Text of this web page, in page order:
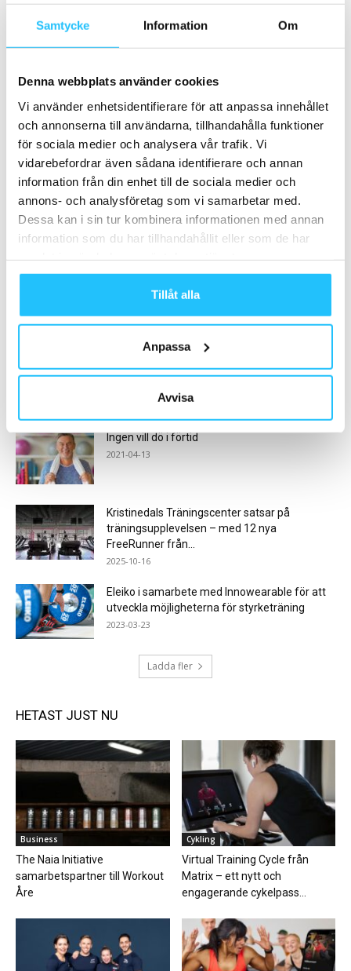
Samtycke Information Om
Denna webbplats använder cookies
Vi använder enhetsidentifierare för att anpassa innehållet
och annonserna till användarna, tillhandahålla funktioner
för sociala medier och analysera vår trafik. Vi
vidarebefordrar även sådana identifierare och annan
information från din enhet till de sociala medier och
annons- och analysföretag som vi samarbetar med.
Dessa kan i sin tur kombinera informationen med annan
information som du har tillhandahållit eller som de har
Tillåt alla
Anpassa
Avvisa
Löploppet Reebok Ragnar Relay kommer till
Sverige
10 vänner, 300 kilometer och klassisk svensk sommarmiljö. Det är
huvudingredienserna när den amerikanska löparsuccén Reebok
Samarbete
MEST POPULÄRA
kunder?
Ingen vill dö i förtid
2021-04-13
Kristinedals Träningscenter satsar på
träningsupplevelsen – med 12 nya
FreeRunner från...
2025-10-16
Eleiko i samarbete med Innowearable för att
utveckla möjligheterna för styrketräning
2023-03-23
Ladda fler
HETAST JUST NU
Business
The Naia Initiative
samarbetspartner till Workout
Åre
Cykling
Virtual Training Cycle från
Matrix – ett nytt och
engagerande cykelpass...